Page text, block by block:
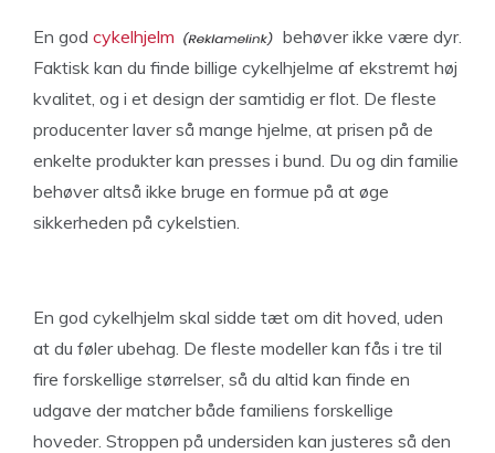
En god cykelhjelm
behøver ikke være dyr.
Faktisk kan du finde billige cykelhjelme af ekstremt høj
kvalitet, og i et design der samtidig er flot. De fleste
producenter laver så mange hjelme, at prisen på de
enkelte produkter kan presses i bund. Du og din familie
behøver altså ikke bruge en formue på at øge
sikkerheden på cykelstien.
En god cykelhjelm skal sidde tæt om dit hoved, uden
at du føler ubehag. De fleste modeller kan fås i tre til
fire forskellige størrelser, så du altid kan finde en
udgave der matcher både familiens forskellige
hoveder. Stroppen på undersiden kan justeres så den